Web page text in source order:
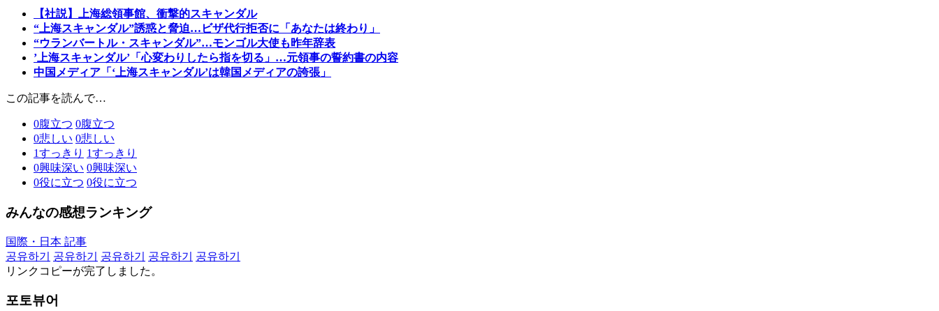
【社説】上海総領事館、衝撃的スキャンダル
“上海スキャンダル”誘惑と脅迫…ビザ代行拒否に「あなたは終わり」
“ウランバートル・スキャンダル”…モンゴル大使も昨年辞表
’上海スキャンダル’「心変わりしたら指を切る」…元領事の誓約書の内容
中国メディア「‘上海スキャンダル’は韓国メディアの誇張」
この記事を読んで…
0腹立つ 0腹立つ
0悲しい 0悲しい
1すっきり 1すっきり
0興味深い 0興味深い
0役に立つ 0役に立つ
みんなの感想ランキング
国際・日本 記事
공유하기
공유하기 공유하기 공유하기
공유하기
リンクコピーが完了しました。
포토뷰어